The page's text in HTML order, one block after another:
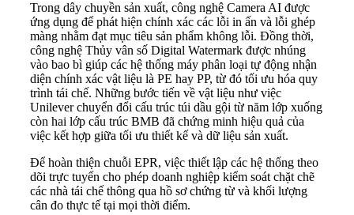
Trong dây chuyền sản xuất, công nghệ Camera AI được
ứng dụng để phát hiện chính xác các lỗi in ấn và lỗi ghép
màng nhằm đạt mục tiêu sản phẩm không lỗi. Đồng thời,
công nghệ Thủy vân số Digital Watermark được nhúng
vào bao bì giúp các hệ thống máy phân loại tự động nhận
diện chính xác vật liệu là PE hay PP, từ đó tối ưu hóa quy
trình tái chế. Những bước tiến về vật liệu như việc
Unilever chuyển đổi cấu trúc túi dầu gội từ năm lớp xuống
còn hai lớp cấu trúc BMB đã chứng minh hiệu quả của
việc kết hợp giữa tối ưu thiết kế và dữ liệu sản xuất.
Để hoàn thiện chuỗi EPR, việc thiết lập các hệ thống theo
dõi trực tuyến cho phép doanh nghiệp kiểm soát chặt chẽ
các nhà tái chế thông qua hồ sơ chứng từ và khối lượng
cân đo thực tế tại mọi thời điểm.